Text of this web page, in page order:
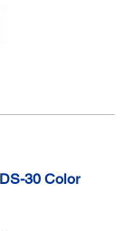
30 Color